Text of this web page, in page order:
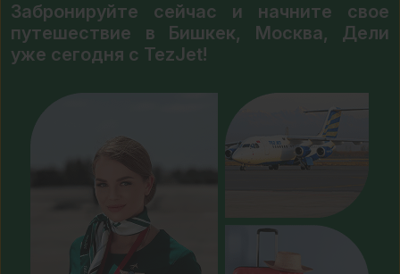
Забронируйте сейчас и начните свое
путешествие в Бишкек, Москва, Дели
уже сегодня с TezJet!